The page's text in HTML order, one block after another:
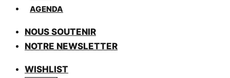
AGENDA
NOUS SOUTENIR
NOTRE NEWSLETTER
WISHLIST